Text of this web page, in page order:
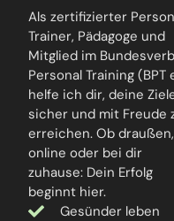
Als zertifizierter
Trainer, Pädagoge und
Mitglied im
Personal Training (BPT
helfe ich dir, deine
sicher und mit Freude
erreichen. Ob draußen,
online oder bei dir
zuhause: Dein Erfolg
beginnt hier.
Gesünder leben